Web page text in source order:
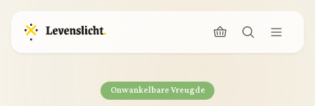
Onwankelbare Vreugde